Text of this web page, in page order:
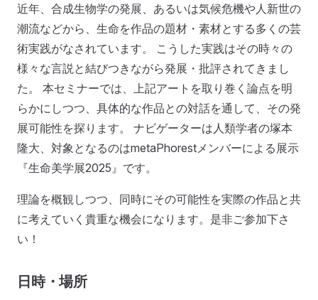
近年、合成生物学の発展、あるいは気候危機や人新世の
潮流などから、生命を作品の題材・素材とする多くの芸
術実践がなされています。 こうした実践はその時々の
様々な言説と結びつきながら発展・批評されてきまし
た。 本セミナーでは、上記アートを取り巻く論点を明
らかにしつつ、具体的な作品との対話を通して、その発
展可能性を探ります。 ナビゲーターは人類学者の塚本
隆大、対象となるのはmetaPhorestメンバーによる展示
『生命美学展2025』です。
理論を概観しつつ、同時にその可能性を実際の作品と共
に考えていく貴重な機会になります。是非ご参加下さ
い！
日時・場所